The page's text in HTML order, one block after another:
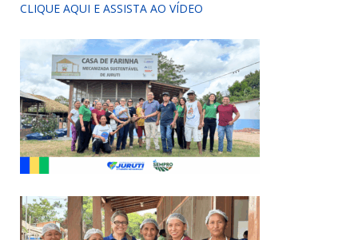
CLIQUE AQUI E ASSISTA AO VÍDEO